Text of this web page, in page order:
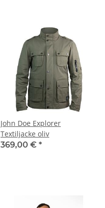
John Doe Explorer
Textiljacke oliv
369,00 € *